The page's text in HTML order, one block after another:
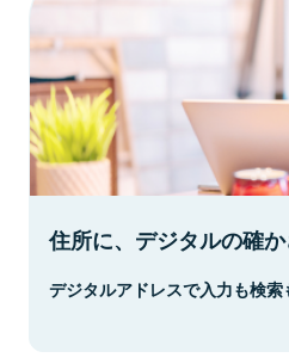
住所に、デジタルの確か
デジタルアドレスで入力も検索